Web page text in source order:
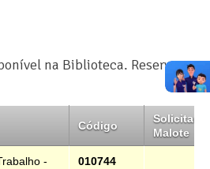
na Biblioteca. Reservas
Código
Solicitar
Malote
-
010744